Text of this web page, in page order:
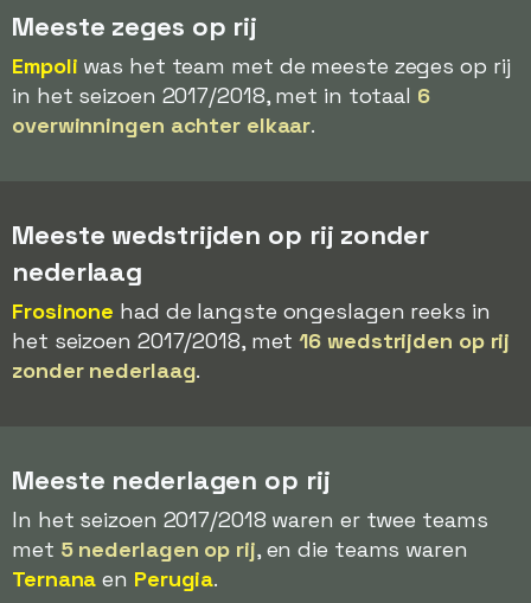
Meeste zeges op rij
Empoli was het team met de meeste zeges op rij
in het seizoen 2017/2018, met in totaal 6
overwinningen achter elkaar.
Meeste wedstrijden op rij zonder
nederlaag
Frosinone had de langste ongeslagen reeks in
het seizoen 2017/2018, met16 wedstrijden op rij
zonder nederlaag.
Meeste nederlagen op rij
In het seizoen 2017/2018 waren er twee teams
met 5 nederlagen op rij, en die teams waren
Ternana en Perugia.